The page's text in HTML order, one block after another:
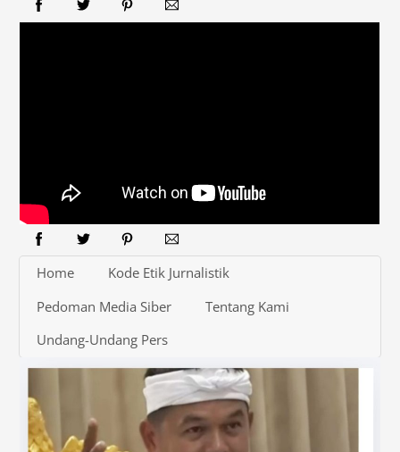
Home
Kode Etik Jurnalistik
Pedoman Media Siber
Tentang Kami
Undang-Undang Pers